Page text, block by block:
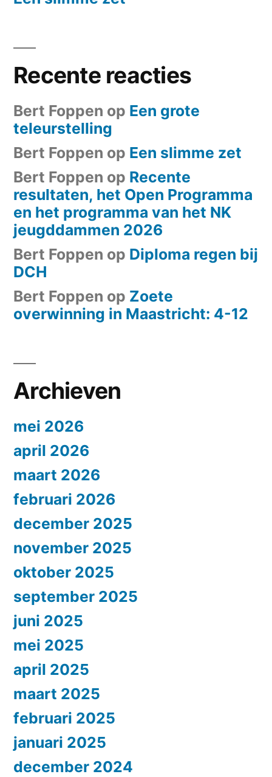
Recente reacties
Bert Foppen op Een grote
teleurstelling
Bert Foppen op Een slimme zet
Bert Foppen op Recente
resultaten, het Open Programma
en het programma van het NK
jeugddammen 2026
Bert Foppen op Diploma regen bij
DCH
Bert Foppen op Zoete
overwinning in Maastricht: 4-12
Archieven
mei 2026
april 2026
maart 2026
februari 2026
december 2025
november 2025
oktober 2025
september 2025
juni 2025
mei 2025
april 2025
maart 2025
februari 2025
januari 2025
december 2024